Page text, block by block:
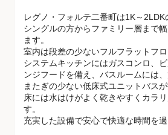
レグノ・フォルテ二番町は1K～2LDK
シングルの方からファミリー層まで
ます。
室内は段差の少ないフルフラットフロ
システムキッチンにはガスコンロ、
ンジフードを備え、バスルームには、
またぎの少ない低床式ユニットバス
床には水はけがよく乾きやすくカラ
す。
充実した設備で安心で快適な時間を過